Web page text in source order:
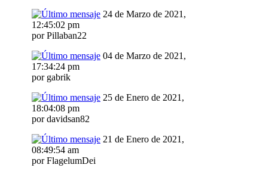
24 de Marzo de 2021,
12:45:02 pm
por Pillaban22
04 de Marzo de 2021,
17:34:24 pm
por gabrik
25 de Enero de 2021,
18:04:08 pm
por davidsan82
21 de Enero de 2021,
08:49:54 am
por FlagelumDei